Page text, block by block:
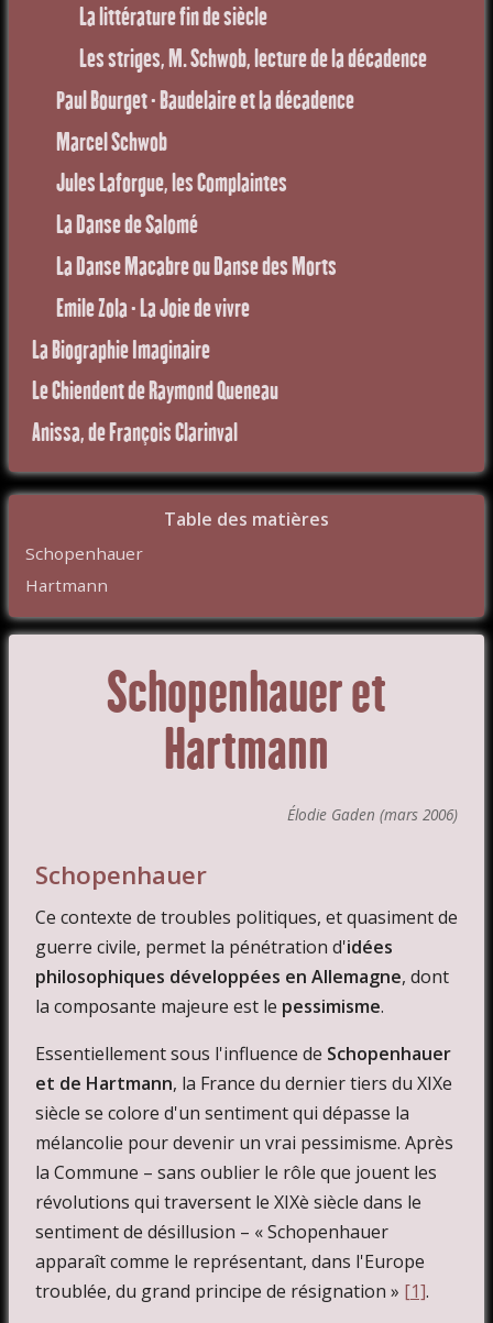
La littérature fin de siècle
Les striges, M. Schwob, lecture de la décadence
Paul Bourget - Baudelaire et la décadence
Marcel Schwob
Jules Laforgue, les Complaintes
La Danse de Salomé
La Danse Macabre ou Danse des Morts
Emile Zola - La Joie de vivre
La Biographie Imaginaire
Le Chiendent de Raymond Queneau
Anissa, de François Clarinval
Table des matières
Schopenhauer
Hartmann
Schopenhauer et
Hartmann
Élodie Gaden (mars 2006)
Schopenhauer
Ce contexte de troubles politiques, et quasiment de
guerre civile, permet la pénétration d'idées
philosophiques développées en Allemagne, dont
la composante majeure est le pessimisme.
Essentiellement sous l'influence de Schopenhauer
et de Hartmann, la France du dernier tiers du XIXe
siècle se colore d'un sentiment qui dépasse la
mélancolie pour devenir un vrai pessimisme. Après
la Commune – sans oublier le rôle que jouent les
révolutions qui traversent le XIXè siècle dans le
sentiment de désillusion – « Schopenhauer
apparaît comme le représentant, dans l'Europe
troublée, du grand principe de résignation » [1].